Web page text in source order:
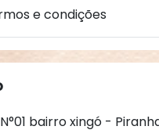
e condições
bairro xingó -